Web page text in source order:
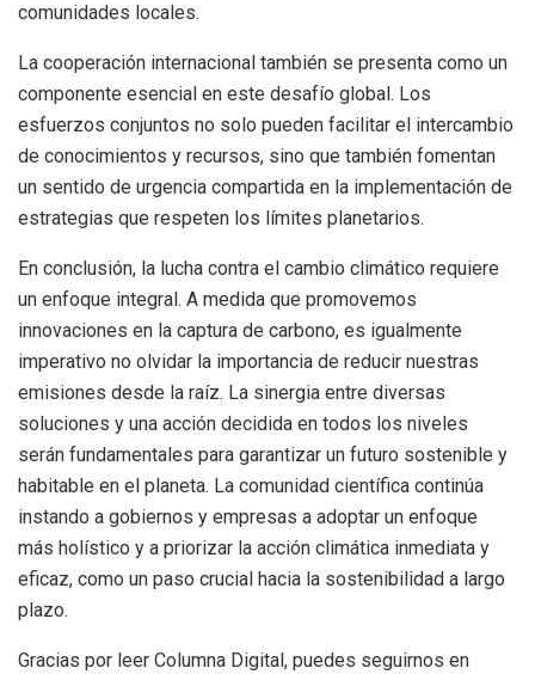
comunidades locales.
La cooperación internacional también se presenta como un
componente esencial en este desafío global. Los
esfuerzos conjuntos no solo pueden facilitar el intercambio
de conocimientos y recursos, sino que también fomentan
un sentido de urgencia compartida en la implementación de
estrategias que respeten los límites planetarios.
En conclusión, la lucha contra el cambio climático requiere
un enfoque integral. A medida que promovemos
innovaciones en la captura de carbono, es igualmente
imperativo no olvidar la importancia de reducir nuestras
emisiones desde la raíz. La sinergia entre diversas
soluciones y una acción decidida en todos los niveles
serán fundamentales para garantizar un futuro sostenible y
habitable en el planeta. La comunidad científica continúa
instando a gobiernos y empresas a adoptar un enfoque
más holístico y a priorizar la acción climática inmediata y
eficaz, como un paso crucial hacia la sostenibilidad a largo
plazo.
Gracias por leer Columna Digital, puedes seguirnos en